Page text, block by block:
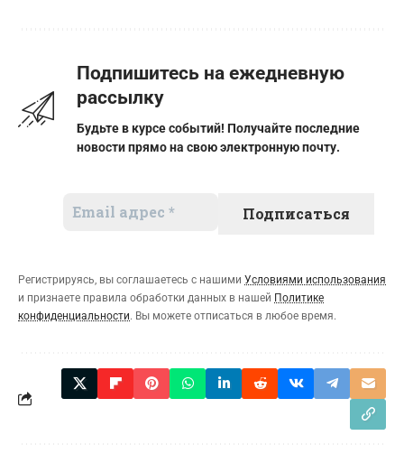
Подпишитесь на ежедневную
рассылку
Будьте в курсе событий! Получайте последние
новости прямо на свою электронную почту.
Регистрируясь, вы соглашаетесь с нашими Условиями использования
и признаете правила обработки данных в нашей Политике
конфиденциальности. Вы можете отписаться в любое время.